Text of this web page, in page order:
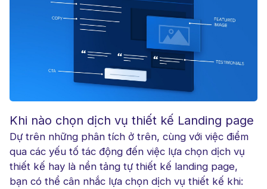
Khi nào chọn dịch vụ thiết kế Landing page
Dự trên những phân tích ở trên, cùng với việc điểm
qua các yếu tố tác động đến việc lựa chọn dịch vụ
thiết kế hay là nền tảng tự thiết kế landing page,
bạn có thể cân nhắc lựa chọn dịch vụ thiết kế khi: